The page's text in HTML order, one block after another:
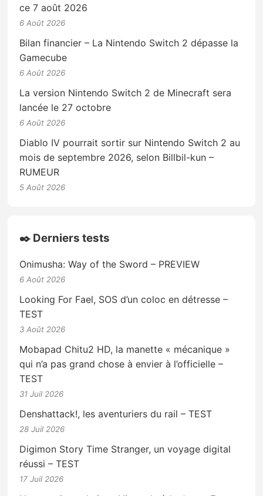
ce 7 août 2026
6 Août 2026
Bilan financier – La Nintendo Switch 2 dépasse la
Gamecube
6 Août 2026
La version Nintendo Switch 2 de Minecraft sera
lancée le 27 octobre
6 Août 2026
Diablo IV pourrait sortir sur Nintendo Switch 2 au
mois de septembre 2026, selon Billbil-kun –
RUMEUR
5 Août 2026
✒️ Derniers tests
Onimusha: Way of the Sword – PREVIEW
6 Août 2026
Looking For Fael, SOS d’un coloc en détresse –
TEST
3 Août 2026
Mobapad Chitu2 HD, la manette « mécanique »
qui n’a pas grand chose à envier à l’officielle –
TEST
31 Juil 2026
Denshattack!, les aventuriers du rail – TEST
28 Juil 2026
Digimon Story Time Stranger, un voyage digital
réussi – TEST
17 Juil 2026